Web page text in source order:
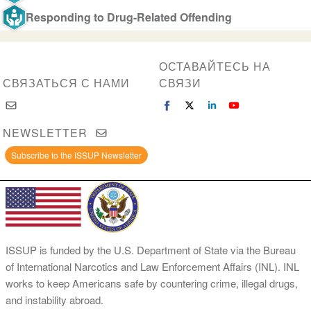
Responding to Drug-Related Offending
СВЯЗАТЬСЯ С НАМИ
ОСТАВАЙТЕСЬ НА
СВЯЗИ
NEWSLETTER
Subscribe to the ISSUP Newsletter
ISSUP is funded by the U.S. Department of State via the Bureau
of International Narcotics and Law Enforcement Affairs (INL). INL
works to keep Americans safe by countering crime, illegal drugs,
and instability abroad.